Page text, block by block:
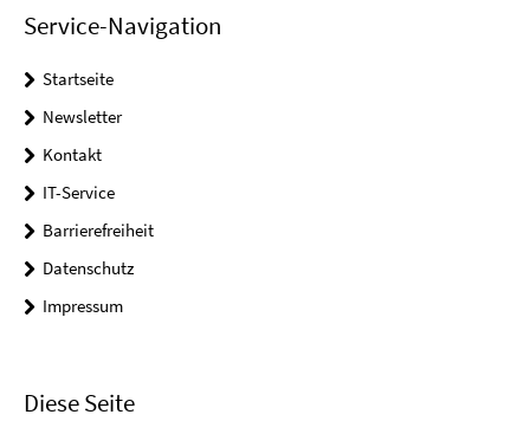
Service-Navigation
Startseite
Newsletter
Kontakt
IT-Service
Barrierefreiheit
Datenschutz
Impressum
Diese Seite